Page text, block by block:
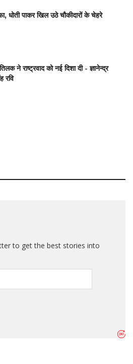
धोती पाकर खिल उठे चौकीदारों के चेहरे
ने राष्ट्रवाद को नई दिशा दी - ज्ञानेन्द्र
रवि
to get the best stories into